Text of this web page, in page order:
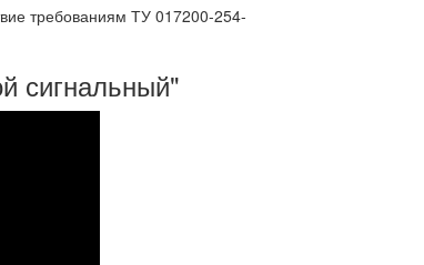
требованиям ТУ 017200-254-
сигнальный"